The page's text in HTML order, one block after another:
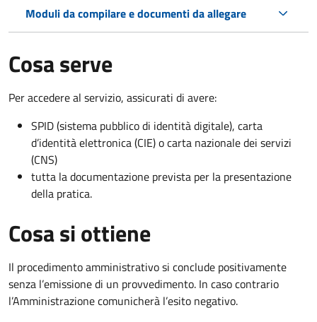
Moduli da compilare e documenti da allegare
Cosa serve
Per accedere al servizio, assicurati di avere:
SPID (sistema pubblico di identità digitale), carta
d’identità elettronica (CIE) o carta nazionale dei servizi
(CNS)
tutta la documentazione prevista per la presentazione
della pratica.
Cosa si ottiene
Il procedimento amministrativo si conclude positivamente
senza l’emissione di un provvedimento. In caso contrario
l’Amministrazione comunicherà l’esito negativo.